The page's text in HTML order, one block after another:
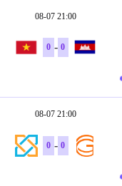
08-07 21:00
0 - 0
08-07 21:00
0 - 0